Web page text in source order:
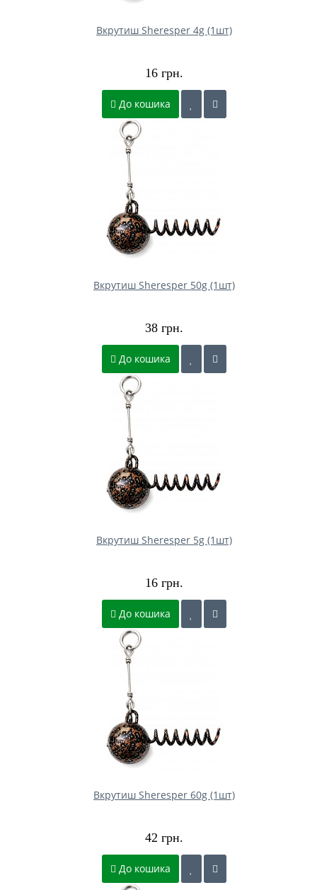
Вкрутиш Sheresper 4g (1шт)
16 грн.
До кошика
Вкрутиш Sheresper 50g (1шт)
38 грн.
До кошика
Вкрутиш Sheresper 5g (1шт)
16 грн.
До кошика
Вкрутиш Sheresper 60g (1шт)
42 грн.
До кошика